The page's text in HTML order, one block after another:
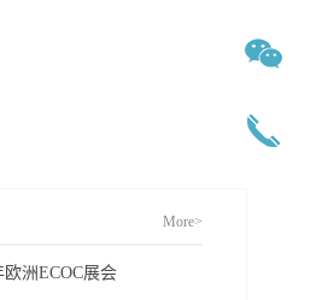
More>
洲ECOC展会